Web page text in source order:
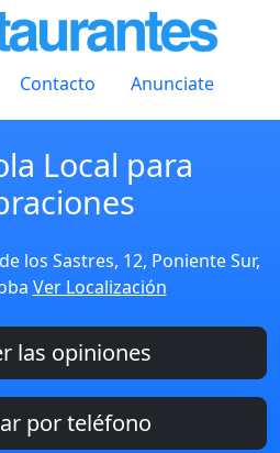
Contacto Anunciate
Local para
los Sastres, 12, Poniente Sur,
Ver Localización
las opiniones
por teléfono